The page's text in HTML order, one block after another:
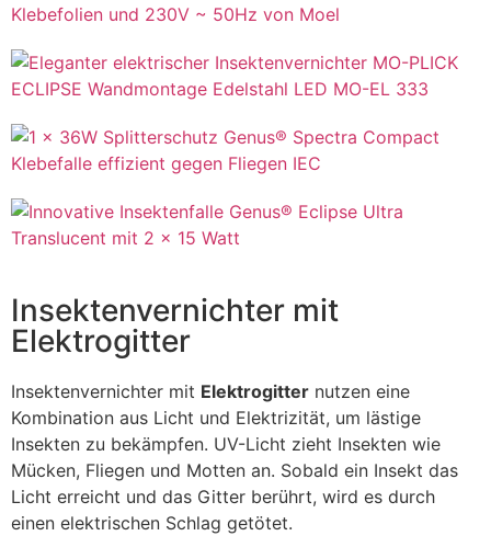
Insektenvernichter mit
Elektrogitter
Insektenvernichter mit Elektrogitter nutzen eine
Kombination aus Licht und Elektrizität, um lästige
Insekten zu bekämpfen. UV-Licht zieht Insekten wie
Mücken, Fliegen und Motten an. Sobald ein Insekt das
Licht erreicht und das Gitter berührt, wird es durch
einen elektrischen Schlag getötet.